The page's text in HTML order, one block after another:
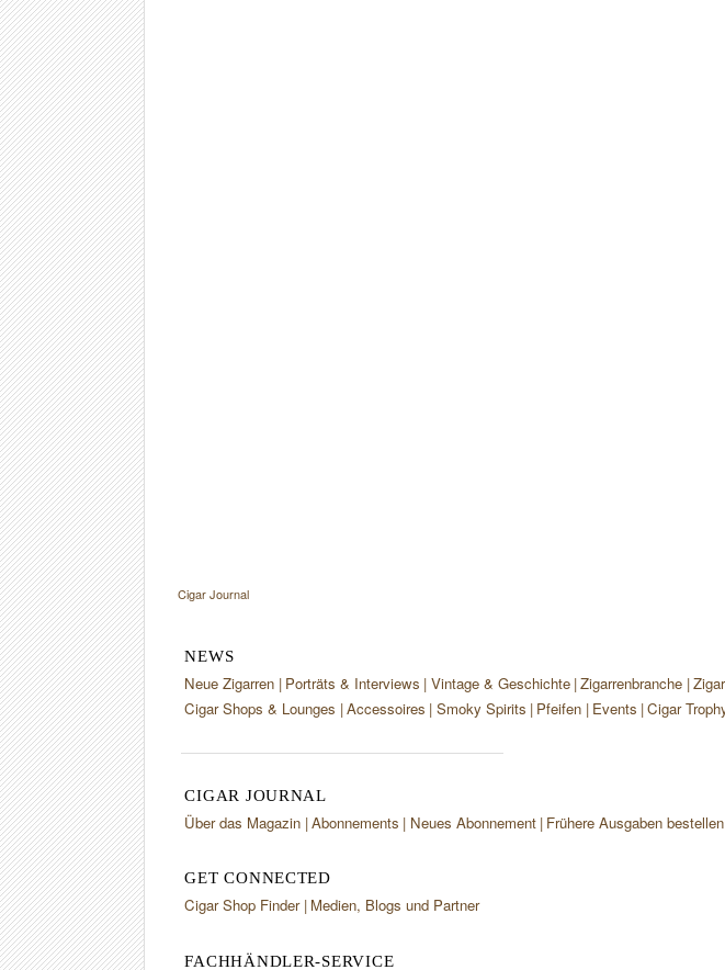
Cigar Journal
NEWS
Neue Zigarren Porträts & Interviews Vintage & Geschichte Zigarrenbranche
Cigar Shops & Lounges Accessoires Smoky Spirits Pfeifen Events Cigar
CIGAR JOURNAL
Über das Magazin Abonnements Neues Abonnement Frühere Ausgaben bestellen
GET CONNECTED
Cigar Shop Finder Medien, Blogs und Partner
FACHHÄNDLER-SERVICE